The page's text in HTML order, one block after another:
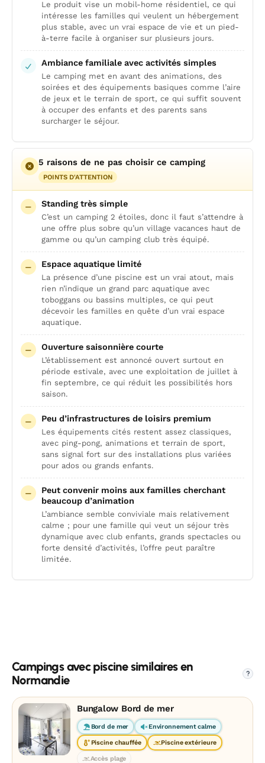
Le produit vise un mobil-home résidentiel, ce qui
intéresse les familles qui veulent un hébergement
plus stable, avec un vrai espace de vie et un pied-
à-terre facile à organiser sur plusieurs jours.
Ambiance familiale avec activités simples
Le camping met en avant des animations, des
soirées et des équipements basiques comme l’aire
de jeux et le terrain de sport, ce qui suffit souvent
à occuper des enfants et des parents sans
surcharger le séjour.
5 raisons de ne pas choisir ce camping
POINTS D'ATTENTION
Standing très simple
C’est un camping 2 étoiles, donc il faut s’attendre à
une offre plus sobre qu’un village vacances haut de
gamme ou qu’un camping club très équipé.
Espace aquatique limité
La présence d’une piscine est un vrai atout, mais
rien n’indique un grand parc aquatique avec
toboggans ou bassins multiples, ce qui peut
décevoir les familles en quête d’un vrai espace
aquatique.
Ouverture saisonnière courte
L’établissement est annoncé ouvert surtout en
période estivale, avec une exploitation de juillet à
fin septembre, ce qui réduit les possibilités hors
saison.
Peu d’infrastructures de loisirs premium
Les équipements cités restent assez classiques,
avec ping-pong, animations et terrain de sport,
sans signal fort sur des installations plus variées
pour ados ou grands enfants.
Peut convenir moins aux familles cherchant
beaucoup d’animation
L’ambiance semble conviviale mais relativement
calme ; pour une famille qui veut un séjour très
dynamique avec club enfants, grands spectacles ou
forte densité d’activités, l’offre peut paraître
limitée.
Campings avec piscine similaires en
Normandie
?
Bungalow Bord de mer
Bord de mer Environnement calme
Piscine chauffée Piscine extérieure
Accès plage